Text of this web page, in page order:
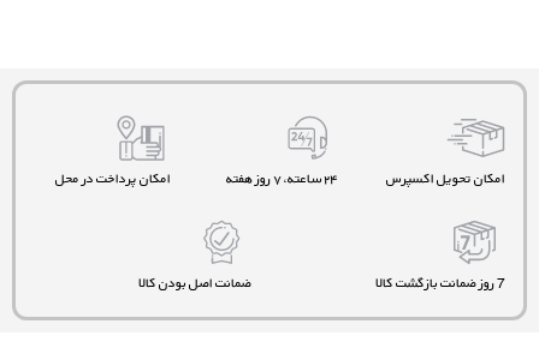
امکان تحویل اکسپرس ۲۴ ساعته، ۷ روز هفته امکان پرداخت در محل
7 روز ضمانت بازگشت کالا ضمانت اصل بودن کالا